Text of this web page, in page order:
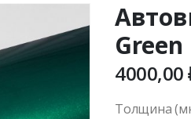
Green
4000,00
Толщина